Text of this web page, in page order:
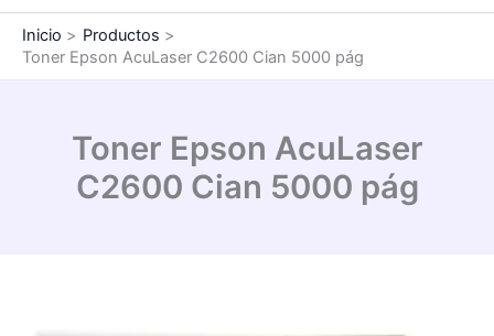
Inicio
Productos
Toner Epson AcuLaser C2600 Cian 5000 pág
Toner Epson AcuLaser
C2600 Cian 5000 pág